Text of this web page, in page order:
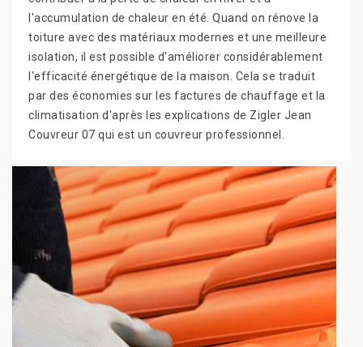
l'accumulation de chaleur en été. Quand on rénove la
toiture avec des matériaux modernes et une meilleure
isolation, il est possible d'améliorer considérablement
l'efficacité énergétique de la maison. Cela se traduit
par des économies sur les factures de chauffage et la
climatisation d'après les explications de Zigler Jean
Couvreur 07 qui est un couvreur professionnel.